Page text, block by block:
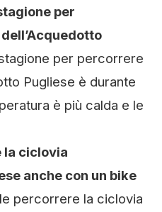
per
per percorrere
Pugliese è durante
è più calda e le
la ciclovia
anche con un bike
percorrere la ciclovia